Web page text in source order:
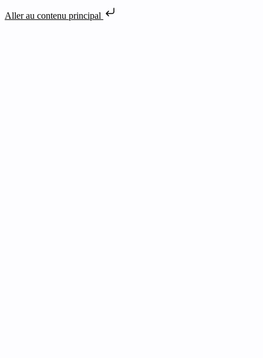
Aller au contenu principal